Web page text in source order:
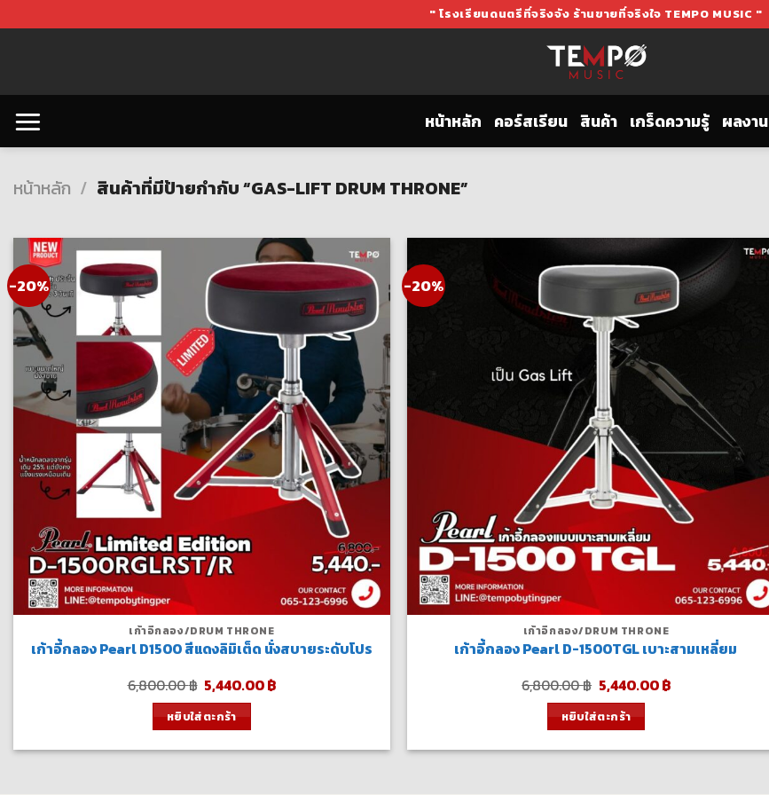
to
" โรงเรียนดนตรีที่จริงจัง ร้านขายที่จริงใจ TEMPO MUSIC "
หน้าหลัก คอร์สเรียน สินค้า เกร็ดความรู้ ผลงาน
หน้าหลัก / สินค้าที่มีป้ายกำกับ “GAS-LIFT DRUM THRONE”
-20%
เก้าอี้กลอง/DRUM THRONE
เก้าอี้กลอง Pearl D1500 สีแดงลิมิเต็ด นั่งสบายระดับโปร
6,800.00฿ Original
price
was:
6,800.00 ฿.
5,440.00฿Current
หยิบใส่ตะกร้า
-20%
เก้าอี้กลอง/DRUM THRONE
เก้าอี้กลอง Pearl D-1500TGL เบาะสามเหลี่ยม
6,800.00฿ Original
price
was:
6,800.00 ฿.
5,440.00฿Current
หยิบใส่ตะกร้า